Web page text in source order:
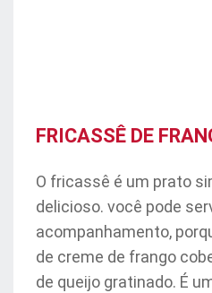
FRICASSÊ DE
O fricassê é um prato
delicioso. você pode
acompanhamento,
de creme de frango
de queijo gratinado. É